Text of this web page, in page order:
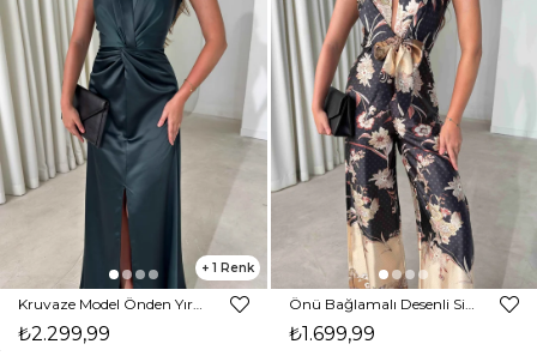
1
₺2.299,99 ₺1.699,99